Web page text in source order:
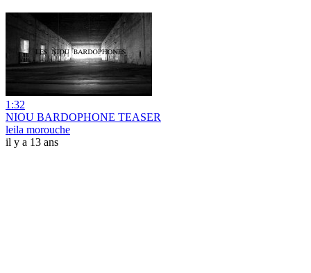
1:32
NIOU BARDOPHONE TEASER
leila morouche
il y a 13 ans